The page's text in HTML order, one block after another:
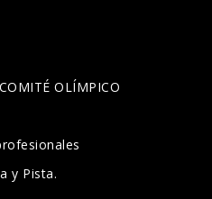
OLÍMPICO
y Pista.